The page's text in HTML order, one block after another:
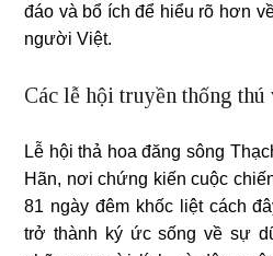
đáo và bổ ích để hiểu rõ hơn
người Việt.
Các lễ hội truyền thống thú
Lễ hội thả hoa đăng sông
Hãn, nơi chứng kiến cuộc
81 ngày đêm khốc liệt cách
trở thành ký ức sống về sự